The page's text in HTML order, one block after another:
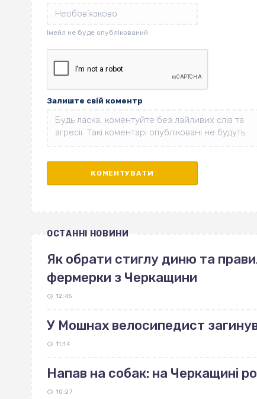
Залиште свій коментр
ОСТАННІ НОВИНИ
Як обрати стиглу диню та
фермерки з Черкащини
12:45
У Мошнах велосипедист
11:14
Напав на собак: на Черкащині
10:27